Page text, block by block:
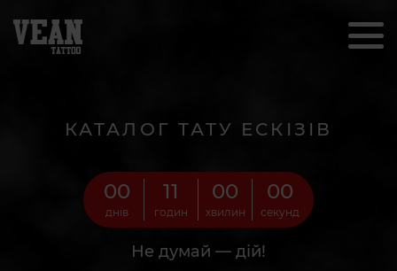
КАТАЛОГ ТАТУ ЕСКІЗІВ
00
днів
10
годин
59
хвилин
58
секунд
Не думай — дій!